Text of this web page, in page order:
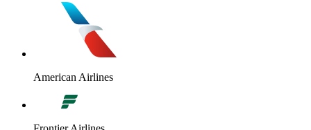
American Airlines